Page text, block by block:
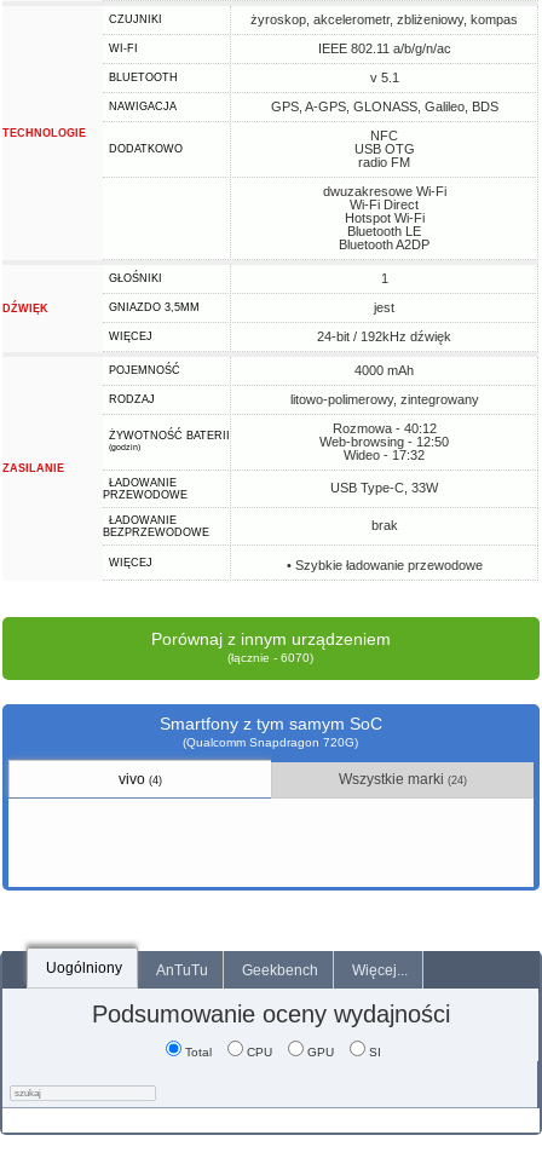
TECHNOLOGIE
CZUJNIKI żyroskop, akcelerometr, zbliżeniowy, kompas
WI-FI IEEE 802.11 a/b/g/n/ac
BLUETOOTH v 5.1
NAWIGACJA GPS, A-GPS, GLONASS, Galileo, BDS
DODATKOWO
NFC
USB OTG
radio FM
dwuzakresowe Wi-Fi
Wi-Fi Direct
Hotspot Wi-Fi
Bluetooth LE
Bluetooth A2DP
DŹWIĘK
GŁOŚNIKI 1
GNIAZDO 3,5MM jest
WIĘCEJ 24-bit / 192kHz dźwięk
ZASILANIE
POJEMNOŚĆ 4000 mAh
RODZAJ litowo-polimerowy, zintegrowany
ŻYWOTNOŚĆ BATERII
(godzin)
Rozmowa - 40:12
Web-browsing - 12:50
Wideo - 17:32
ŁADOWANIE
PRZEWODOWE
USB Type-C, 33W
ŁADOWANIE
BEZPRZEWODOWE
brak
WIĘCEJ • Szybkie ładowanie przewodowe
Porównaj z innym urządzeniem
(łącznie - 6070)
Smartfony z tym samym SoC
(Qualcomm Snapdragon 720G)
vivo (4) Wszystkie marki (24)
Uogólniony AnTuTu Geekbench Więcej...
Podsumowanie oceny wydajności
Total CPU GPU SI